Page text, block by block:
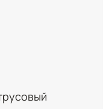
аромату
идеально